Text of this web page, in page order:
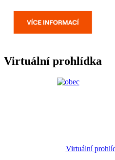
Virtuální prohlídka
Virtuální